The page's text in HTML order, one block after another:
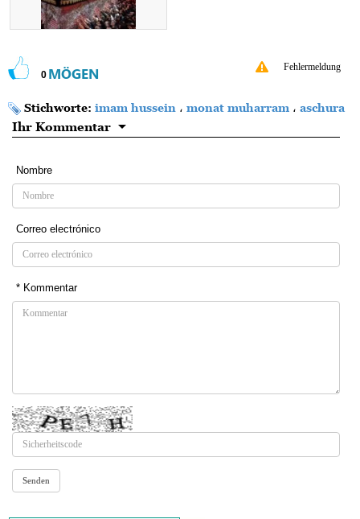
0 MÖGEN Fehlermeldung
Stichworte: imam hussein ، monat muharram ، aschura
Ihr Kommentar
Nombre
Correo electrónico
* Kommentar